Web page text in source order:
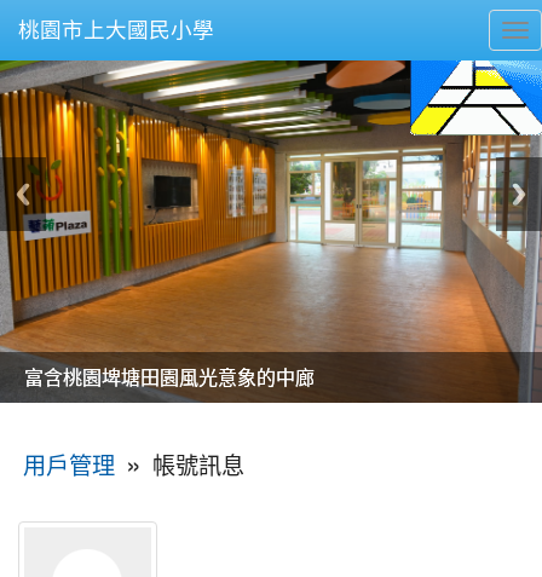
桃園市上大國民小學
美麗的操場是我們活力的來源
美麗的操場是我們活力的來源
煥然一新的小司令台
煥然一新的小司令台
富含桃園埤塘田園風光意象的中廊
富含桃園埤塘田園風光意象的中廊
嶄新的中庭廣場
嶄新的中庭廣場
水生池生生不息
水生池生生不息
用戶管理 » 帳號訊息